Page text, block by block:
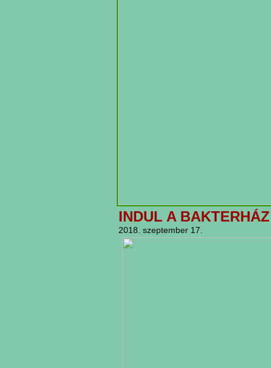
INDUL A BAKTERHÁZ
2018. szeptember 17.